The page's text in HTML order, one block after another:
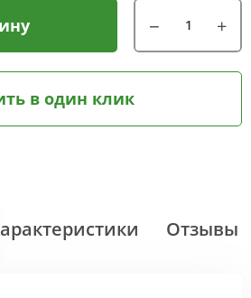
в один клик
Отзывы